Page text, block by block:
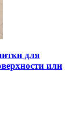
для
или